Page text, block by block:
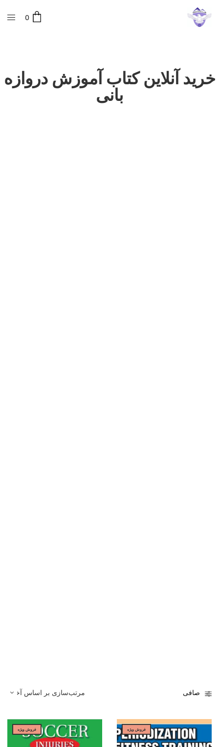
0
خرید آنلاین کتاب آموزش دروازه
بانی
صافی
فروش ویژه فروش ویژه